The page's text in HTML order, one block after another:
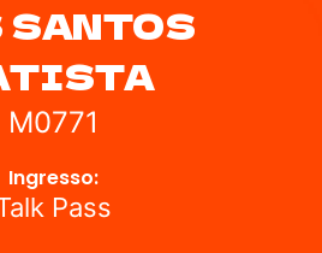
SANTOS
M0771
Ingresso:
Pass